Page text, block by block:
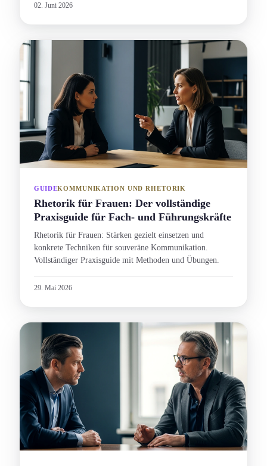
02. Juni 2026
GUIDEKOMMUNIKATION UND RHETORIK
Rhetorik für Frauen: Der vollständige
Praxisguide für Fach- und Führungs­kräfte
Rhetorik für Frauen: Stärken gezielt einsetzen und
konkrete Techniken für souveräne Kommunikation.
Vollständiger Praxisguide mit Methoden und Übungen.
29. Mai 2026